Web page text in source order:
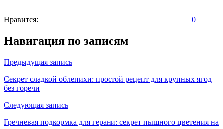
Нравится: 0
Навигация по записям
Предыдущая запись
Секрет сладкой облепихи: простой рецепт для крупных ягод
без горечи
Следующая запись
Гречневая подкормка для герани: секрет пышного цветения на